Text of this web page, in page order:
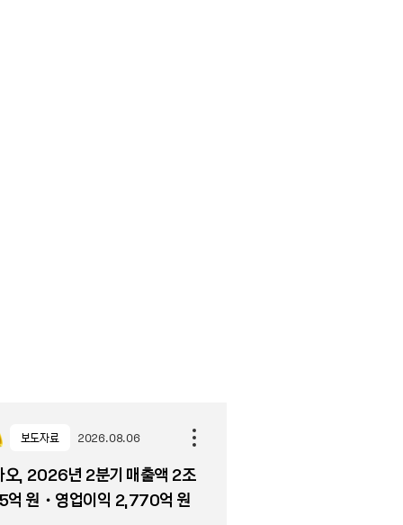
보도자료 2026.08.06
오, 2026년 2분기 매출액 2조
원・영업이익 2,770억 원